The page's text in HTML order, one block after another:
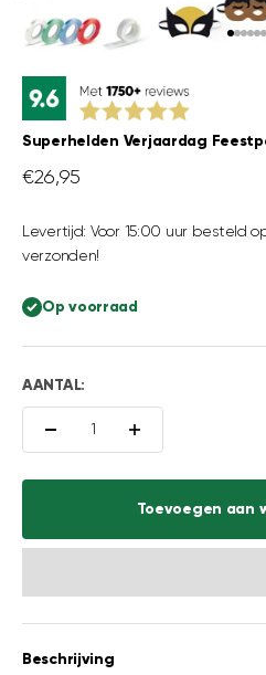
Superhelden Verjaardag
Aanbiedingsprijs
€26,95
Levertijd: Voor 15:00 uur besteld
verzonden!
Op voorraad
AANTAL:
Toevoegen aan
Beschrijving